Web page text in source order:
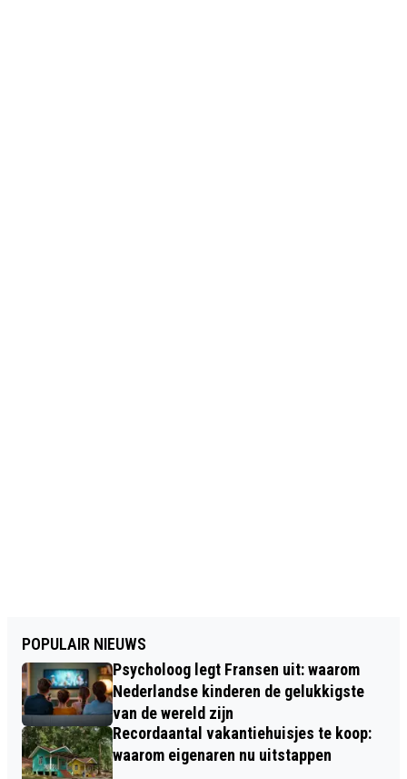
POPULAIR NIEUWS
Psycholoog legt Fransen uit: waarom
Nederlandse kinderen de gelukkigste
van de wereld zijn
Recordaantal vakantiehuisjes te koop:
waarom eigenaren nu uitstappen